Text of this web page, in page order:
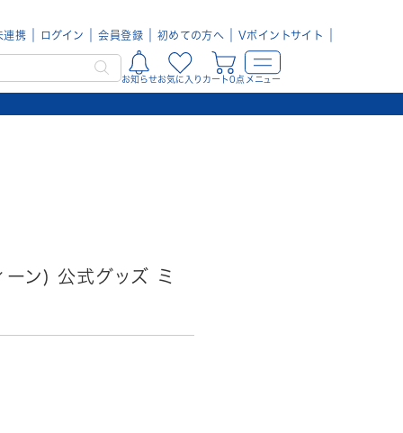
連携 ログイン 会員登録 初めての方へ Vポイントサイト
お知らせお気に入り カート0点 メニュー
ン) 公式グッズ ミ